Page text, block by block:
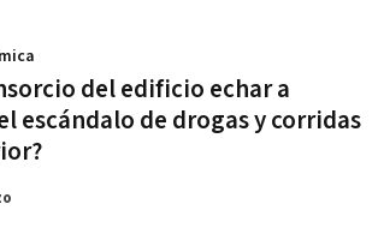
del edificio echar a
escándalo de drogas y corridas